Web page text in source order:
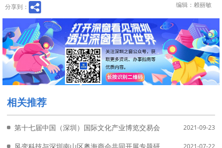
分享到： 编辑：赖丽敏
相关推荐
第十七届中国（深圳）国际文化产业博览交易会南山书城分会场新
2021-09-23
风变科技与深圳南山区粤海商会共同开展专题研讨会 2021-07-22